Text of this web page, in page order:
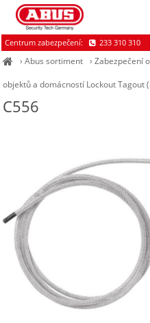
›Abus sortiment ›Zabezpečení
objektů a domácností Lockout Tagout
C556
Centrum zabezpečení: 233 310 310